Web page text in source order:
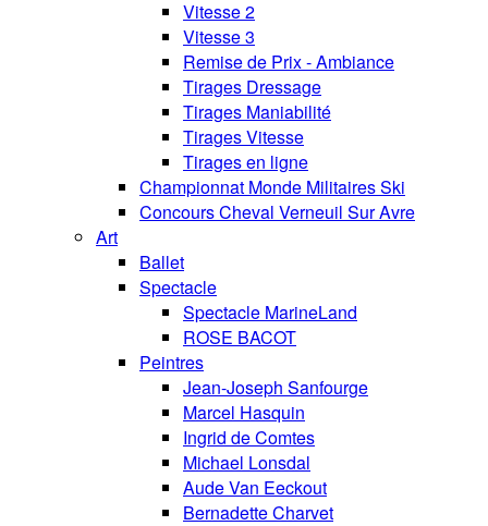
Vitesse 2
Vitesse 3
Remise de Prix - Ambiance
Tirages Dressage
Tirages Maniabilité
Tirages Vitesse
Tirages en ligne
Championnat Monde Militaires Ski
Concours Cheval Verneuil Sur Avre
Art
Ballet
Spectacle
Spectacle MarineLand
ROSE BACOT
Peintres
Jean-Joseph Sanfourge
Marcel Hasquin
Ingrid de Comtes
Michael Lonsdal
Aude Van Eeckout
Bernadette Charvet